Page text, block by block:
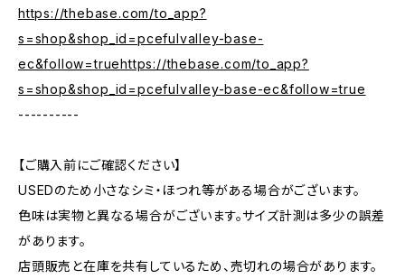
https://thebase.com/to_app?
s=shop&shop_id=pcefulvalley-base-
ec&follow=truehttps://thebase.com/to_app?
s=shop&shop_id=pcefulvalley-base-ec&follow=true
----------
【ご購入前にご確認ください】
USEDのため小さなシミ・ほつれ等がある場合がございます。
色味は実物と異なる場合がございます。サイズ計測は多少の誤差
があります。
店頭販売と在庫を共有しているため、売切れの場合があります。